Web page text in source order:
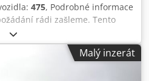
475, Podrobné informace
rádi zašleme. Tento
nabídku a může obsahovat
Dkedozrw E Eepfx Ai
Malý inzerát